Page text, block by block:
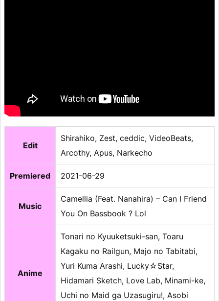
Edit
Shirahiko, Zest, ceddic, VideoBeats,
Arcothy, Apus, Narkecho
Premiered 2021-06-29
Music
Camellia (Feat. Nanahira) – Can I Friend
You On Bassbook ? Lol
Anime
Tonari no Kyuuketsuki-san, Toaru
Kagaku no Railgun, Majo no Tabitabi,
Yuri Kuma Arashi, Lucky☆Star,
Hidamari Sketch, Love Lab, Minami-ke,
Uchi no Maid ga Uzasugiru!, Asobi